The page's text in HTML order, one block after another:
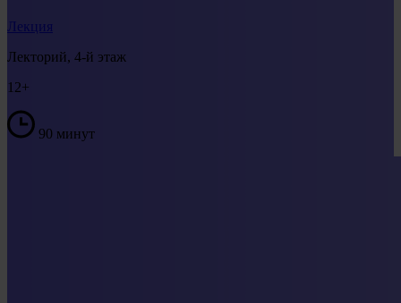
Лекция
Лекторий, 4-й этаж
12+
90 минут